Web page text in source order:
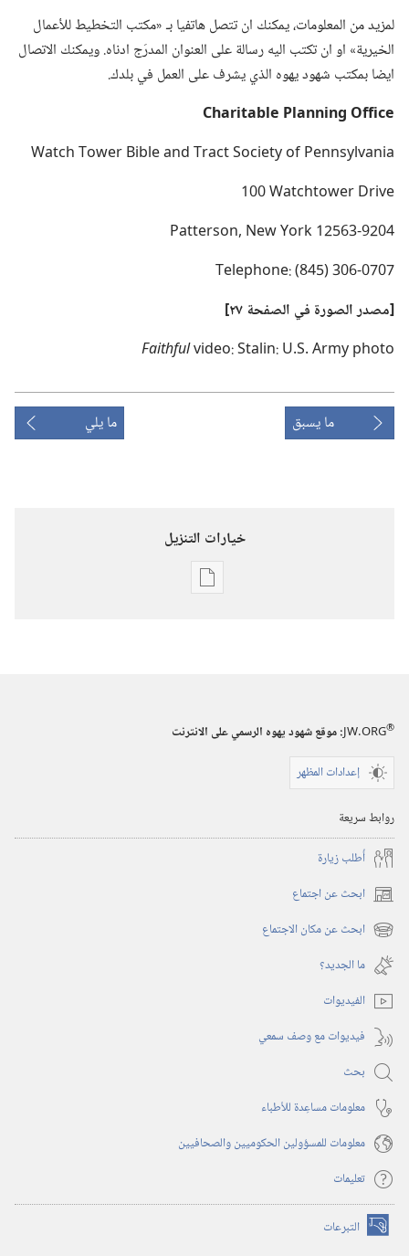
لمزيد من المعلومات،‏ يمكنك ان تتصل هاتفيا بـ‍ «مكتب التخطيط للأعمال
الخيرية» او ان تكتب اليه رسالة على العنوان المدرَج ادناه.‏ ويمكنك الاتصال
ايضا بمكتب شهود يهوه الذي يشرف على العمل في بلدك.‏
e
c
i
f
f
O
g
n
i
n
n
a
l
P
e
l
b
a
t
i
r
a
h
C
‏[مصدر الصورة في الصفحة ٢٧]‏
l
u
f
h
t
i
a
F
ما يسبق ما يلي
خيارات التنزيل
خيارات
الدراسية)‏
‎٢٠٠٥
JW.ORG®
:‏ موقع شهود يهوه الرسمي على الانترنت
إعدادات المظهر
روابط سريعة
أُطلب زيارة
ابحث عن اجتماع (يفتح
نافذة ابحث عن مكان الاجتماع (يفتح
نافذة
جديدة)
ما الجديد؟‏
الفيديوات
فيديوات مع وصف سمعي
بحث
معلومات مساعِدة للأطباء
معلومات للمسؤولين الحكوميين والصحافيين
تعليمات
التبرعات (يفتح